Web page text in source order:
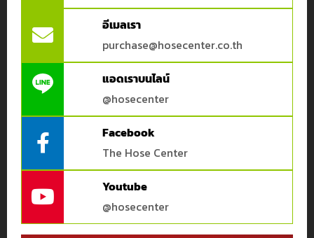
อีเมลเรา
purchase@hosecenter.co.th
แอดเราบนไลน์
@hosecenter
Facebook
The Hose Center
Youtube
@hosecenter